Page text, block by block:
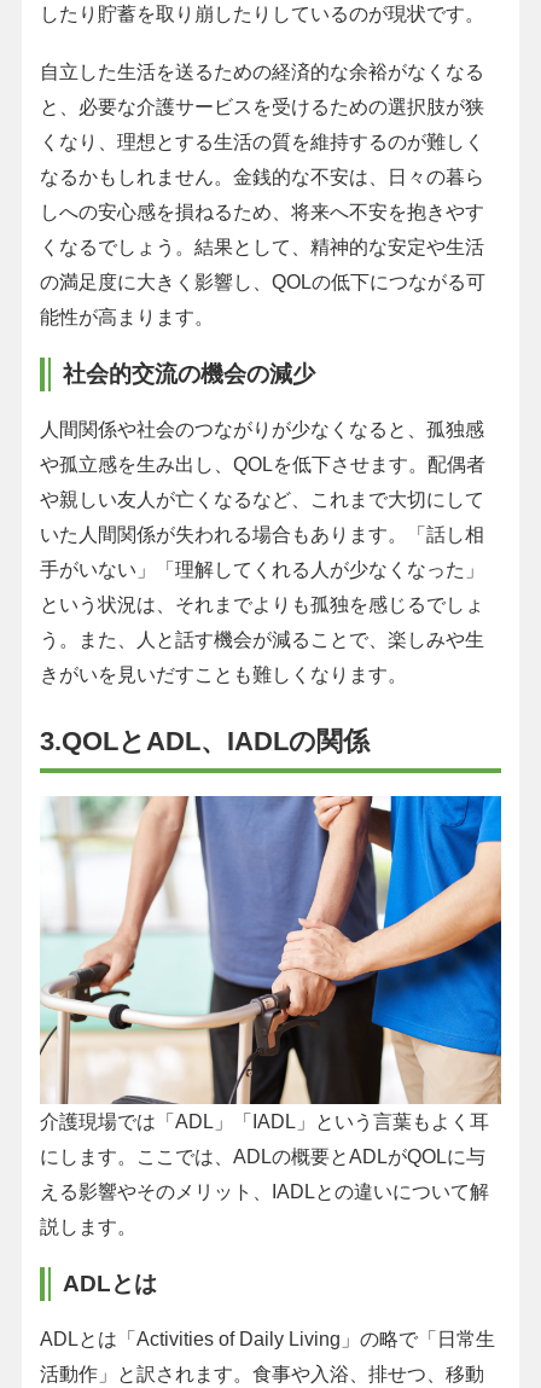
したり貯蓄を取り崩したりしているのが現状です。
自立した生活を送るための経済的な余裕がなくなる
と、必要な介護サービスを受けるための選択肢が狭
くなり、理想とする生活の質を維持するのが難しく
なるかもしれません。金銭的な不安は、日々の暮ら
しへの安心感を損ねるため、将来へ不安を抱きやす
くなるでしょう。結果として、精神的な安定や生活
の満足度に大きく影響し、QOLの低下につながる可
能性が高まります。
社会的交流の機会の減少
人間関係や社会のつながりが少なくなると、孤独感
や孤立感を生み出し、QOLを低下させます。配偶者
や親しい友人が亡くなるなど、これまで大切にして
いた人間関係が失われる場合もあります。「話し相
手がいない」「理解してくれる人が少なくなった」
という状況は、それまでよりも孤独を感じるでしょ
う。また、人と話す機会が減ることで、楽しみや生
きがいを見いだすことも難しくなります。
3.QOLとADL、IADLの関係
介護現場では「ADL」「IADL」という言葉もよく耳
にします。ここでは、ADLの概要とADLがQOLに与
える影響やそのメリット、IADLとの違いについて解
説します。
ADLとは
ADLとは「Activities of Daily Living」の略で「日常生
活動作」と訳されます。食事や入浴、排せつ、移動